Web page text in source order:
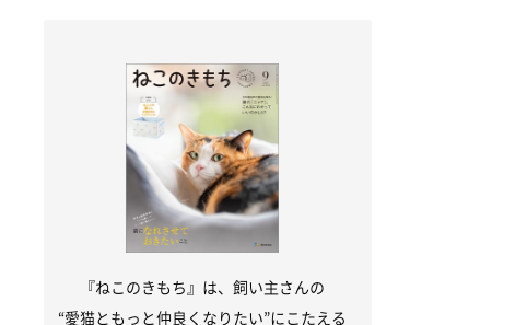
『ねこのきもち』は、飼い主さんの
“愛猫ともっと仲良くなりたい”にこたえる